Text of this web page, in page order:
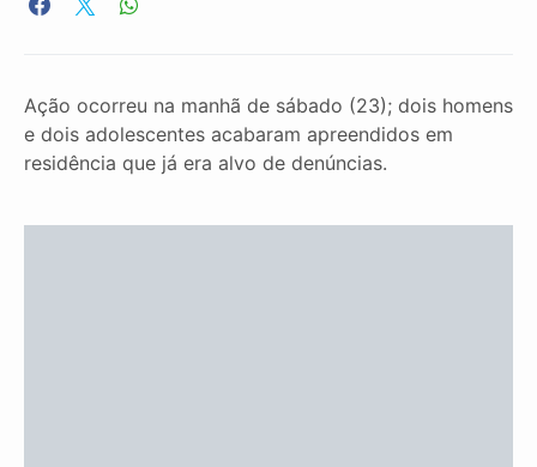
Ação ocorreu na manhã de sábado (23); dois homens
e dois adolescentes acabaram apreendidos em
residência que já era alvo de denúncias.